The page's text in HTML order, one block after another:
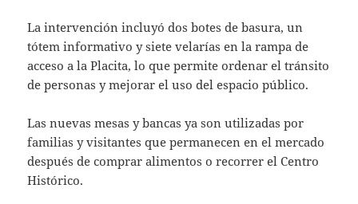
La intervención incluyó dos botes de basura, un
tótem informativo y siete velarías en la rampa de
acceso a la Placita, lo que permite ordenar el tránsito
de personas y mejorar el uso del espacio público.
Las nuevas mesas y bancas ya son utilizadas por
familias y visitantes que permanecen en el mercado
después de comprar alimentos o recorrer el Centro
Histórico.